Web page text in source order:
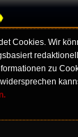
Cookies. Wir
zu